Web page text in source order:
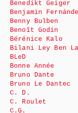
Benedikt Geiger
Benjamin
Benny Bulben
Benoît Godin
Bérénice Kalo
Bilani Ley Ben
BLeD
Bonne Année
Bruno Dante
Bruno Le Dantec
C. D.
C. Roulet
C.G.